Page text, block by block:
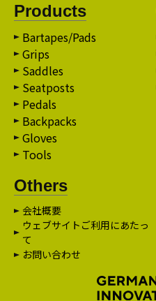
Products
Bartapes/Pads
Grips
Saddles
Seatposts
Pedals
Backpacks
Gloves
Tools
Others
会社概要
ウェブサイトご利用にあたっ
て
お問い合わせ